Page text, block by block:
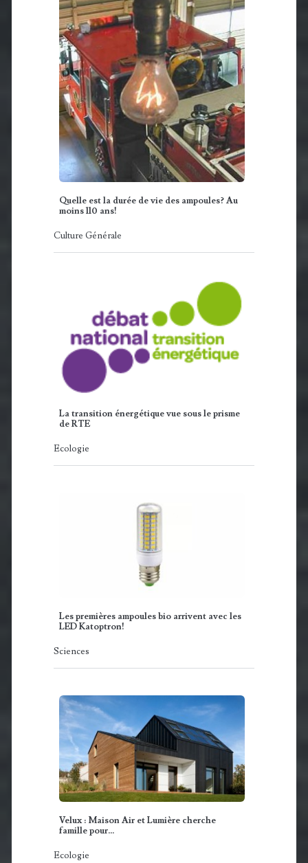
Quelle est la durée de vie des ampoules? Au
moins 110 ans!
Culture Générale
La transition énergétique vue sous le prisme
de RTE
Ecologie
Les premières ampoules bio arrivent avec les
LED Katoptron!
Sciences
Velux : Maison Air et Lumière cherche
famille pour…
Ecologie